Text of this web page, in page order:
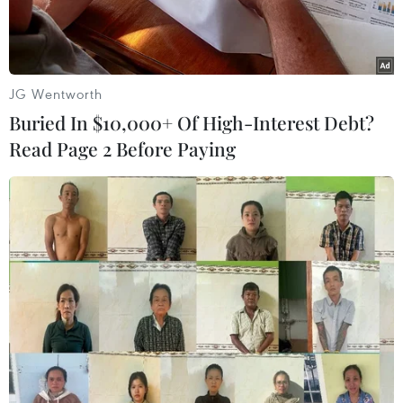
Công nhân lau kính tại tòa nhà cao tầng ở Sydney (Australia).
(Ảnh minh họa: AFP/TTXVN)
Ngày 27/4, chính phủ Australia đề xuất xem xét
lại toàn bộ hệ thống nhập cư của nước này để
tăng tốc tiếp nhận người lao động có tay nghề
JG Wentworth
Buried In $10,000+ Of High-Interest Debt?
Read Page 2 Before Paying